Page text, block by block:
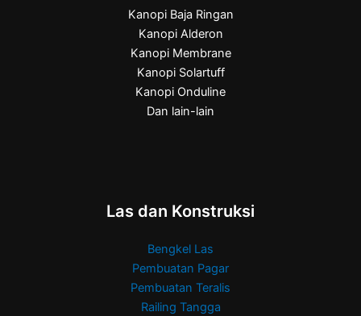
Kanopi Baja Ringan
Kanopi Alderon
Kanopi Membrane
Kanopi Solartuff
Kanopi Onduline
Dan lain-lain
Las dan Konstruksi
Bengkel Las
Pembuatan Pagar
Pembuatan Teralis
Railing Tangga